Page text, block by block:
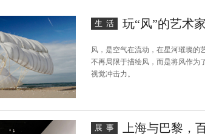
生活 玩“风”的艺术家
风，是空气在流动，在星河璀璨的
不再局限于描绘风，而是将风作为
视觉冲击力。
展事
上海与巴黎，